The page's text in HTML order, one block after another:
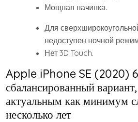
Мощная начинка.
Для
недоступен ночной
Нет 3D Touch.
Apple iPhone SE (2020)
сбалансированный
актуальным как минимум
несколько лет